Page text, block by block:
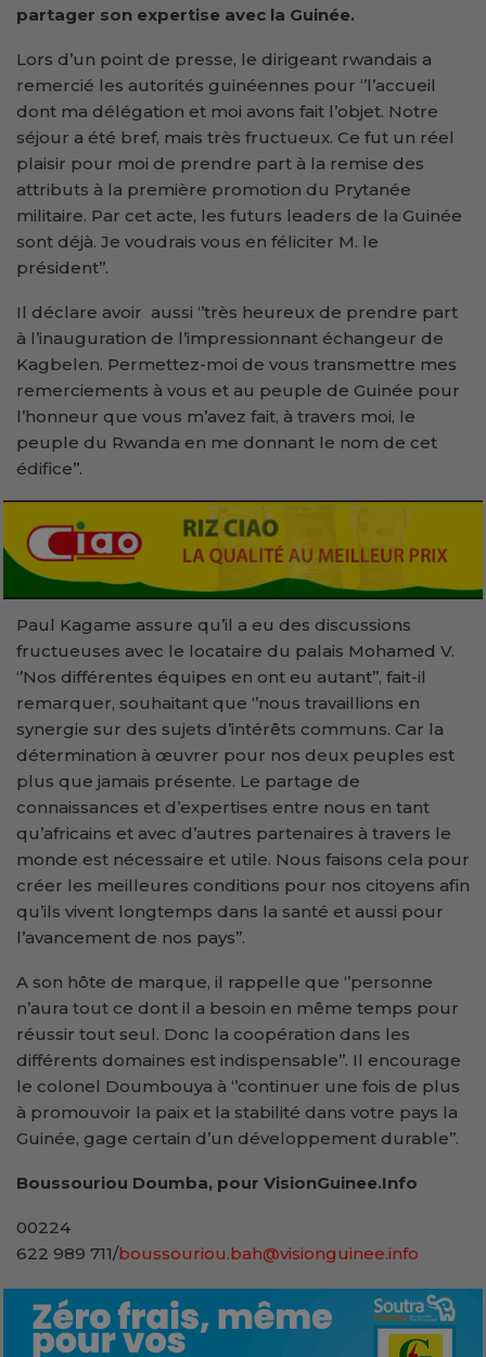
partager son expertise avec la Guinée.
Lors d’un point de presse, le dirigeant rwandais a
remercié les autorités guinéennes pour ‘’l’accueil
dont ma délégation et moi avons fait l’objet. Notre
séjour a été bref, mais très fructueux. Ce fut un réel
plaisir pour moi de prendre part à la remise des
attributs à la première promotion du Prytanée
militaire. Par cet acte, les futurs leaders de la Guinée
sont déjà. Je voudrais vous en féliciter M. le
président’’.
Il déclare avoir aussi ‘’très heureux de prendre part
à l’inauguration de l’impressionnant échangeur de
Kagbelen. Permettez-moi de vous transmettre mes
remerciements à vous et au peuple de Guinée pour
l’honneur que vous m’avez fait, à travers moi, le
peuple du Rwanda en me donnant le nom de cet
édifice’’.
Paul Kagame assure qu’il a eu des discussions
fructueuses avec le locataire du palais Mohamed V.
‘’Nos différentes équipes en ont eu autant’’, fait-il
remarquer, souhaitant que ‘’nous travaillions en
synergie sur des sujets d’intérêts communs. Car la
détermination à œuvrer pour nos deux peuples est
plus que jamais présente. Le partage de
connaissances et d’expertises entre nous en tant
qu’africains et avec d’autres partenaires à travers le
monde est nécessaire et utile. Nous faisons cela pour
créer les meilleures conditions pour nos citoyens afin
qu’ils vivent longtemps dans la santé et aussi pour
l’avancement de nos pays’’.
A son hôte de marque, il rappelle que ‘’personne
n’aura tout ce dont il a besoin en même temps pour
réussir tout seul. Donc la coopération dans les
différents domaines est indispensable’’. Il encourage
le colonel Doumbouya à ‘’continuer une fois de plus
à promouvoir la paix et la stabilité dans votre pays la
Guinée, gage certain d’un développement durable’’.
Boussouriou Doumba, pour VisionGuinee.Info
00224
622 989 711/boussouriou.bah@visionguinee.info